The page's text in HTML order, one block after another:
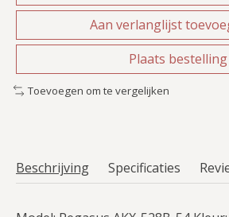
Aan verlanglijst
Plaats bestelling
Toevoegen om te vergelijken
Beschrijving Specificaties